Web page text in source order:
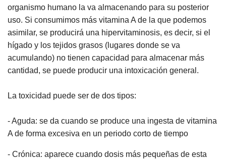
organismo humano la va almacenando para su posterior
uso. Si consumimos más vitamina A de la que podemos
asimilar, se producirá una hipervitaminosis, es decir, si el
hígado y los tejidos grasos (lugares donde se va
acumulando) no tienen capacidad para almacenar más
cantidad, se puede producir una intoxicación general.
La toxicidad puede ser de dos tipos:
- Aguda: se da cuando se produce una ingesta de vitamina
A de forma excesiva en un periodo corto de tiempo
- Crónica: aparece cuando dosis más pequeñas de esta